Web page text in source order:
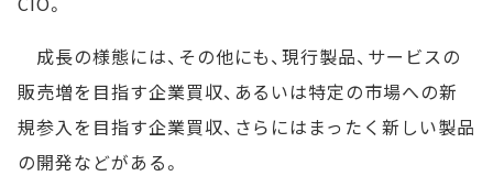
成長の様態には、その他にも、現行製品、サービスの
販売増を目指す企業買収、あるいは特定の市場への新
規参入を目指す企業買収、さらにはまったく新しい製品
の開発などがある。